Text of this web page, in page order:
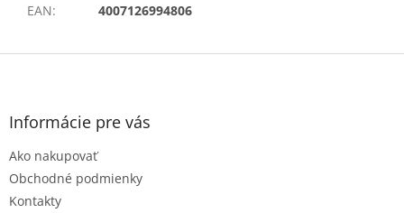
EAN: 4007126994806
Z
Informácie pre vás
Ako nakupovať
Obchodné podmienky
Kontakty